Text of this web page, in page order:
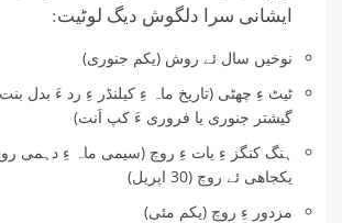
ایشانی سرا دلگوش دیگ لوٹیت:
نوخیں سال ئے روش (یکم جنوری)
ٹیٹ ءِ چھٹی (تاریخ ماہ ءِ کیلنڈر ءِ رد ءَ بدل
گیشتر جنوری یا فروری ءَ کپ اَنت)
ہنگ کنگز ءِ یات ءِ روچ (سیمی ماہ ءِ دہمی
یکجاھی ئے روچ (30 اپریل)
مزدور ءِ روچ (یکم مئی)